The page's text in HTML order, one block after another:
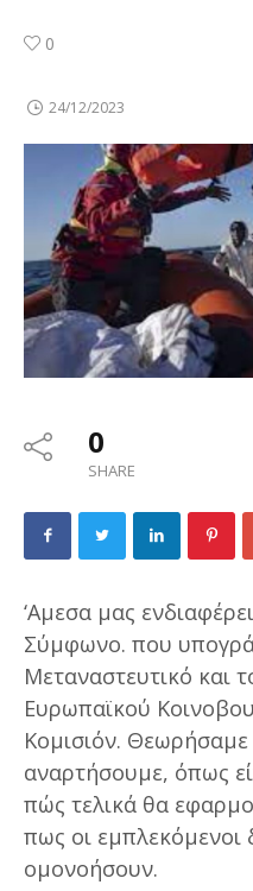
0
24/12/2023
0
SHARE
‘Αμεσα μας
Σύμφωνο. που
Μεταναστευτικό και
Ευρωπαϊκού
Κομισιόν.
αναρτήσουμε, όπως
πώς τελικά θα
πως οι εμπλεκόμενοι
ομονοήσουν.